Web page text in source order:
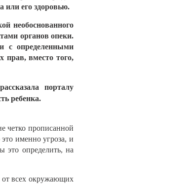
или его здоровью.
необоснованного
органов опеки.
с определенными
прав, вместо того,
порталу
ребенка.
четко прописанной
именно угроза, и
это определить, на
от всех окружающих